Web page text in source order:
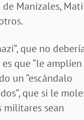
Manizales,
que no
que “le
un “escándalo
que si le
militares sean